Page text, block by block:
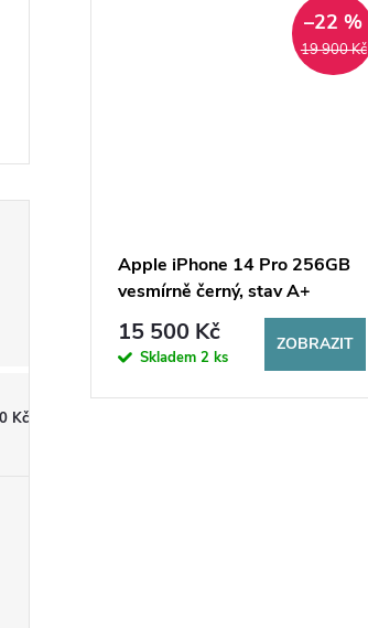
Kč
19 900 Kč
–22 %
Apple iPhone 14 Pro 256GB
vesmírně černý, stav A+
15 500 Kč
Skladem 2 ks
ZOBRAZIT